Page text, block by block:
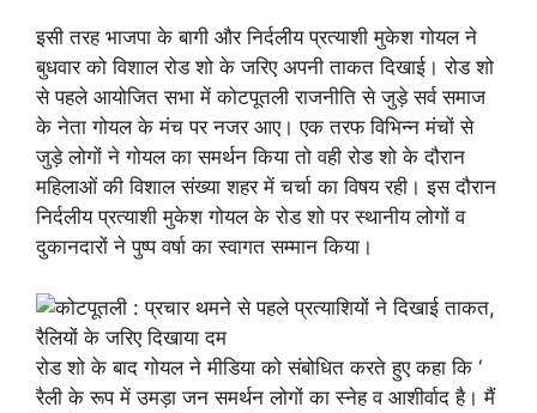
इसी तरह भाजपा के बागी और निर्दलीय प्रत्याशी मुकेश गोयल ने
बुधवार को विशाल रोड शो के जरिए अपनी ताकत दिखाई। रोड शो
से पहले आयोजित सभा में कोटपूतली राजनीति से जुड़े सर्व समाज
के नेता गोयल के मंच पर नजर आए। एक तरफ विभिन्न मंचों से
जुड़े लोगों ने गोयल का समर्थन किया तो वही रोड शो के दौरान
महिलाओं की विशाल संख्या शहर में चर्चा का विषय रही। इस दौरान
निर्दलीय प्रत्याशी मुकेश गोयल के रोड शो पर स्थानीय लोगों व
दुकानदारों ने पुष्प वर्षा का स्वागत सम्मान किया।
रोड शो के बाद गोयल ने मीडिया को संबोधित करते हुए कहा कि ‘
रैली के रूप में उमड़ा जन समर्थन लोगों का स्नेह व आशीर्वाद है। मैं